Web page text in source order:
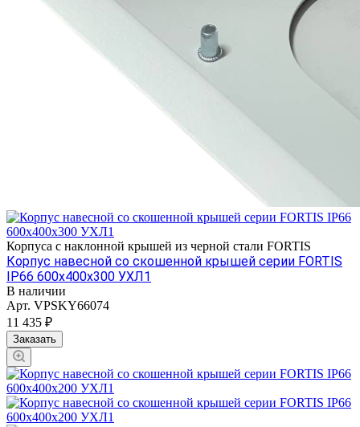
Корпуса с наклонной крышей из черной стали FORTIS
Корпус навесной со скошенной крышей серии FORTIS
IP66 600х400х300 УХЛ1
В наличии
Арт. VPSKY66074
11 435 ₽
Заказать